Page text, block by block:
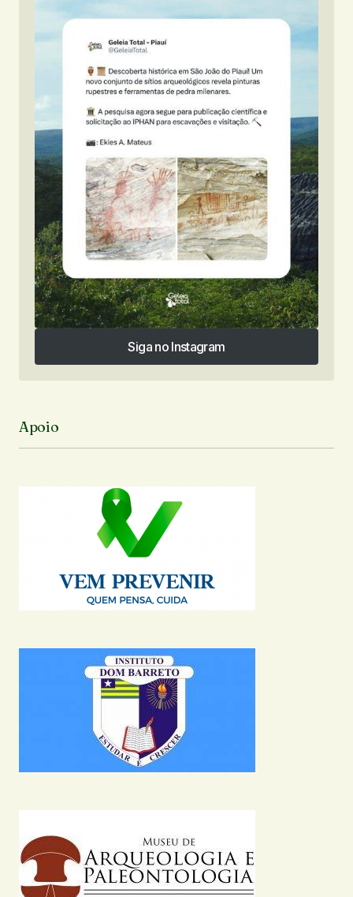
Siga no Instagram
Siga no Instagram
Apoio